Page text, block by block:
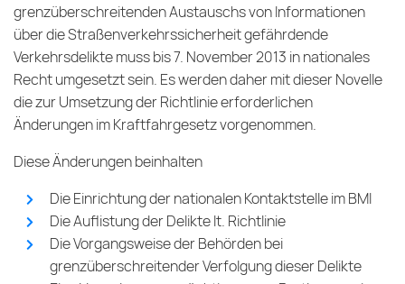
grenzüberschreitenden Austauschs von Informationen
über die Straßenverkehrssicherheit gefährdende
Verkehrsdeliktemuss bis 7. November 2013 in nationales
Recht umgesetzt sein. Es werden daher mit dieser Novelle
die zur Umsetzung der Richtlinie erforderlichen
Änderungen im Kraftfahrgesetz vorgenommen.
Diese Änderungen beinhalten
Die Einrichtung der nationalen Kontaktstelle im BMI
Die Auflistung der Delikte lt. Richtlinie
Die Vorgangsweise der Behörden bei
grenzüberschreitender Verfolgung dieser Delikte